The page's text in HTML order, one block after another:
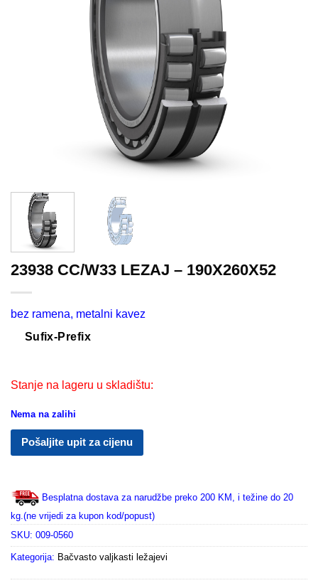
23938 CC/W33 LEZAJ – 190X260X52
bez ramena, metalni kavez
Sufix-Prefix
Stanje na lageru u skladištu:
Nema na zalihi
Pošaljite upit za cijenu
Besplatna dostava za narudžbe preko 200 KM, i težine do 20
kg.(ne vrijedi za kupon kod/popust)
SKU: 009-0560
Kategorija: Bačvasto valjkasti ležajevi